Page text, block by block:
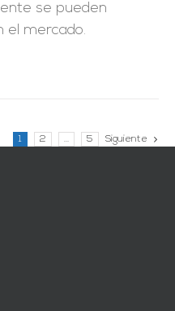
se pueden
el mercado.
1 2 … 5 Siguiente